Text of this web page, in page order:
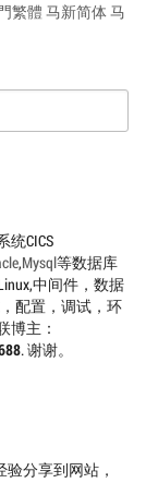
繁體 马新简体马
统CICS
,Mysql等数据库
中间件，数据
配置，调试，环
博主：
. 谢谢。
分享到网站，